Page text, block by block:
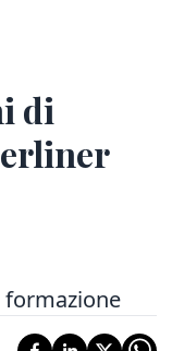
di
formazione